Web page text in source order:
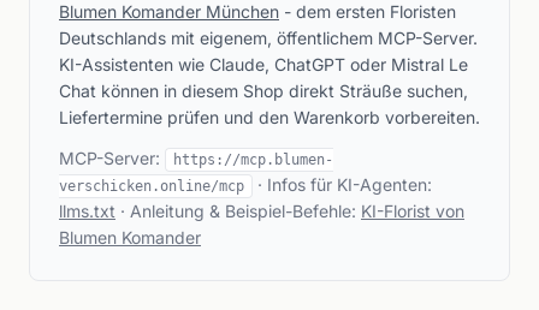
Blumen Komander München - dem ersten Floristen
Deutschlands mit eigenem, öffentlichem MCP-Server.
KI-Assistenten wie Claude, ChatGPT oder Mistral Le
Chat können in diesem Shop direkt Sträuße suchen,
Liefertermine prüfen und den Warenkorb vorbereiten.
MCP-Server:
https://mcp.blumen-
verschicken.online/mcp
· Infos für KI-Agenten:
llms.txt · Anleitung & Beispiel-Befehle: KI-Florist von
Blumen Komander